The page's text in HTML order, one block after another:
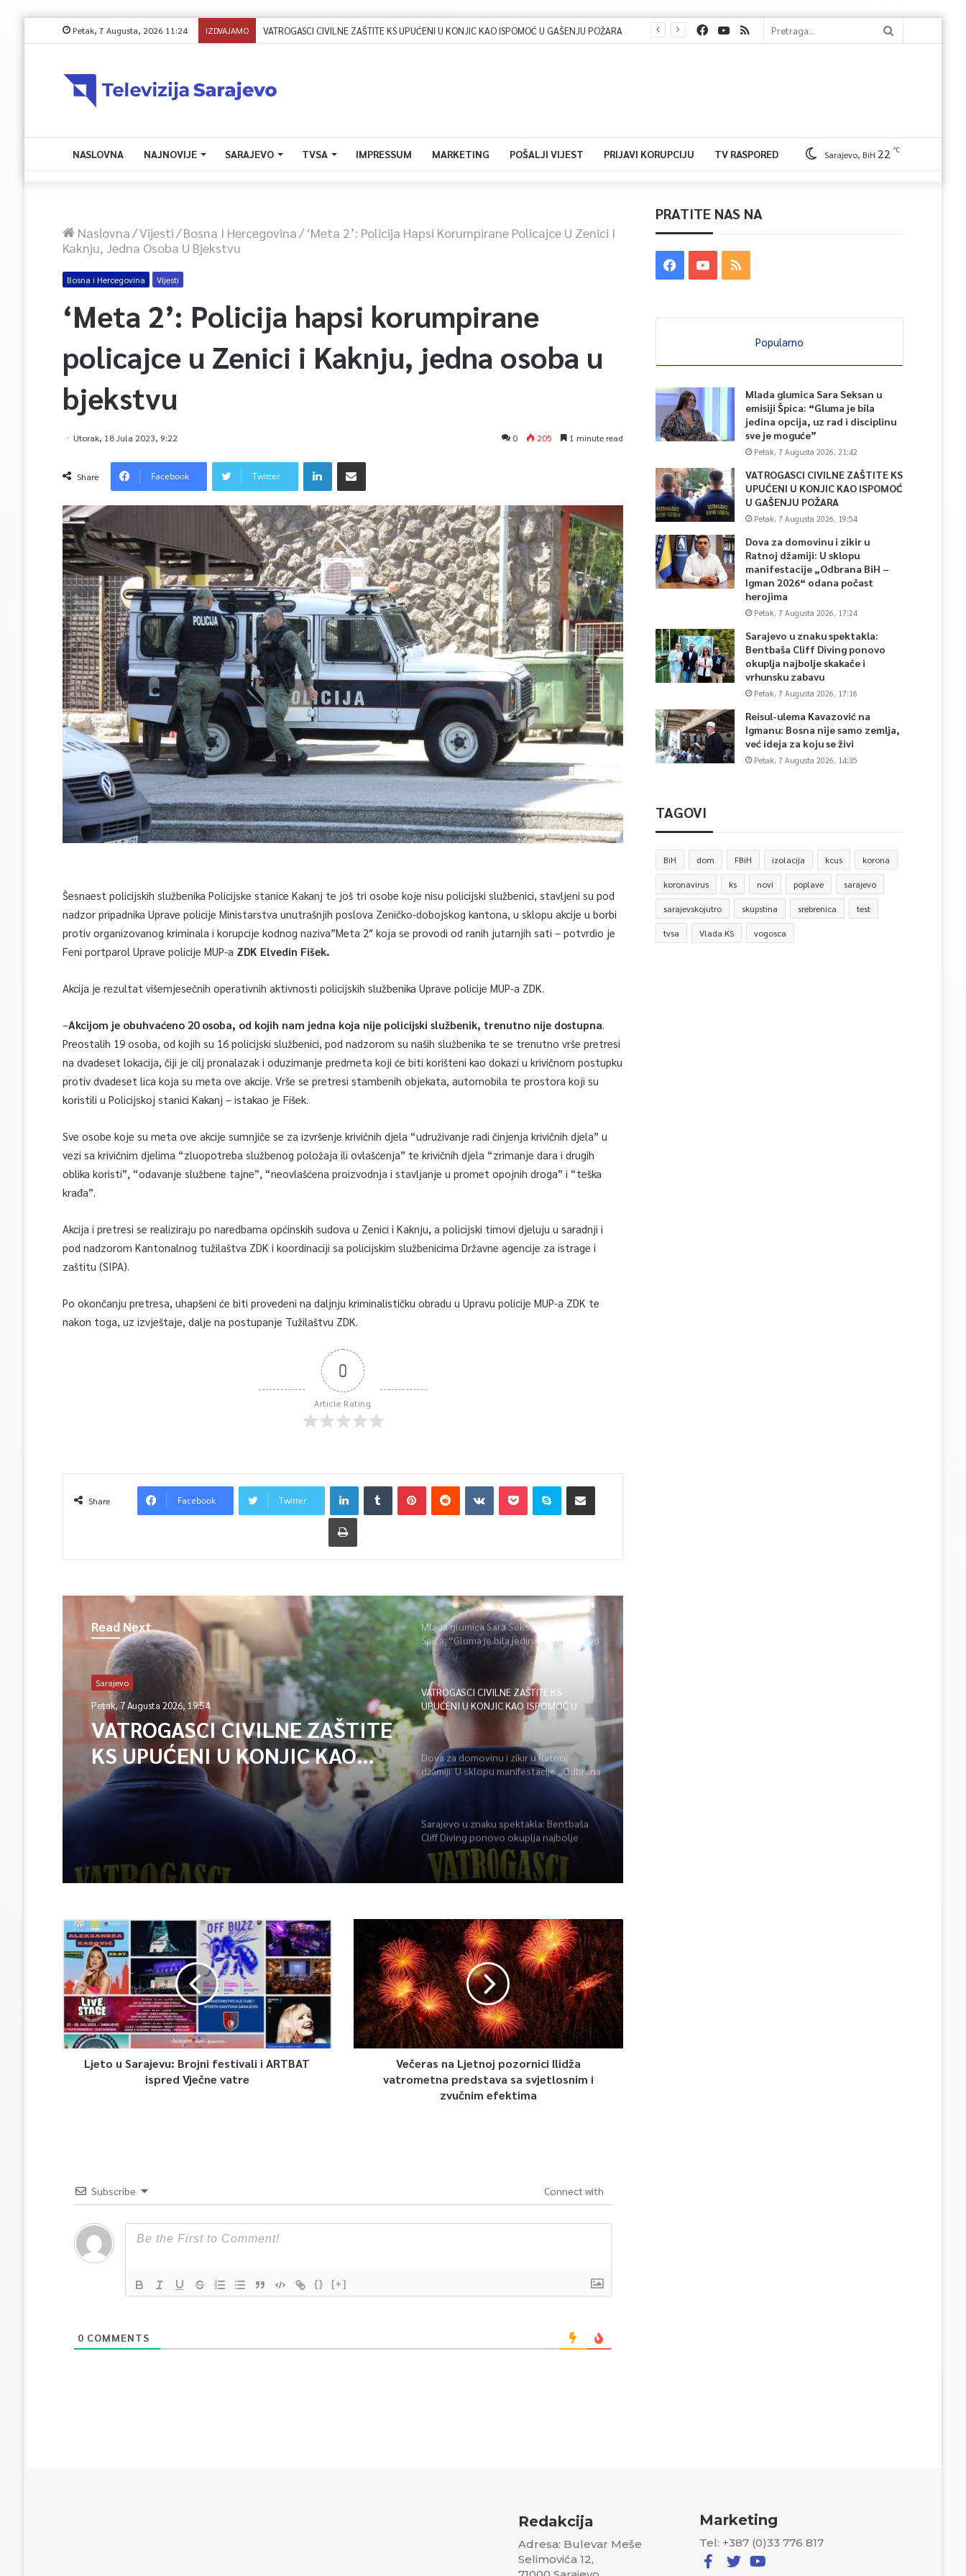
Petak, 7 Augusta, 2026 11:24 IZDVAJAMO Dova za domovinu i zikir u Ratnoj džamiji: U sklopu manifestacije „Odbrana BiH – Igman 2026“ odana počast herojima
NASLOVNA NAJNOVIJE SARAJEVO TVSA IMPRESSUM MARKETING POŠALJI VIJEST PRIJAVI KORUPCIJU TV RASPORED Sarajevo, BiH 22 ℃
Naslovna/Vijesti/Bosna I Hercegovina/ ‘Meta 2’: Policija Hapsi Korumpirane Policajce U Zenici I
Kaknju, Jedna Osoba U Bjekstvu
Bosna i Hercegovina Vijesti
‘Meta 2’: Policija hapsi korumpirane
policajce u Zenici i Kaknju, jedna osoba u
bjekstvu
Utorak, 18 Jula 2023, 9:22 0 205 1 minute read
Share Facebook Twitter
Šesnaest policijskih službenika Policijske stanice Kakanj te još tri osobe koje nisu policijski službenici, stavljeni su pod
nadzor pripadnika Uprave policije Ministarstva unutrašnjih poslova Zeničko-dobojskog kantona, u sklopu akcije u borbi
protiv organizovanog kriminala i korupcije kodnog naziva”Meta 2″ koja se provodi od ranih jutarnjih sati – potvrdio je
Feni portparol Uprave policije MUP-a ZDK Elvedin Fišek.
Akcija je rezultat višemjesečnih operativnih aktivnosti policijskih službenika Uprave policije MUP-a ZDK.
–Akcijom je obuhvaćeno 20 osoba, od kojih nam jedna koja nije policijski službenik, trenutno nije dostupna.
Preostalih 19 osoba, od kojih su 16 policijski službenici, pod nadzorom su naših službenika te se trenutno vrše pretresi
na dvadeset lokacija, čiji je cilj pronalazak i oduzimanje predmeta koji će biti korišteni kao dokazi u krivičnom postupku
protiv dvadeset lica koja su meta ove akcije. Vrše se pretresi stambenih objekata, automobila te prostora koji su
koristili u Policijskoj stanici Kakanj – istakao je Fišek.
Sve osobe koje su meta ove akcije sumnjiče se za izvršenje krivičnih djela “udruživanje radi činjenja krivičnih djela” u
vezi sa krivičnim djelima “zluopotreba službenog položaja ili ovlašćenja” te krivičnih djela “zrimanje dara i drugih
oblika koristi”, “odavanje službene tajne”, “neovlašćena proizvodnja i stavljanje u promet opojnih droga” i “teška
krađa”.
Akcija i pretresi se realiziraju po naredbama općinskih sudova u Zenici i Kaknju, a policijski timovi djeluju u saradnji i
pod nadzorom Kantonalnog tužilaštva ZDK i koordinaciji sa policijskim službenicima Državne agencije za istrage i
zaštitu (SIPA).
Po okončanju pretresa, uhapšeni će biti provedeni na daljnju kriminalističku obradu u Upravu policije MUP-a ZDK te
nakon toga, uz izvještaje, dalje na postupanje Tužilaštvu ZDK.
0
Article Rating
Share Facebook Twitter
Read Next
Sarajevo
Petak, 7 Augusta 2026, 19:54
VATROGASCI CIVILNE ZAŠTITE
KS UPUĆENI U KONJIC KAO
ISPOMOĆ U GAŠENJU POŽARA
Mlada glumica Sara Seksan u emisiji
Špica: “Gluma je bila jedina opcija, uz rad
i disciplinu sve je moguće”
VATROGASCI CIVILNE ZAŠTITE KS
UPUĆENI U KONJIC KAO ISPOMOĆ U
GAŠENJU POŽARA
Dova za domovinu i zikir u Ratnoj
džamiji: U sklopu manifestacije „Odbrana
BiH – Igman 2026“ odana počast
Sarajevo u znaku spektakla: Bentbaša
Cliff Diving ponovo okuplja najbolje
skakače i vrhunsku zabavu
Ljeto u Sarajevu: Brojni festivali i ARTBAT
ispred Vječne vatre
Večeras na Ljetnoj pozornici Ilidža
vatrometna predstava sa svjetlosnim i
zvučnim efektima
Subscribe Connect with
{} [+]
0 COMMENTS
PRATITE NAS NA
Popularno
Mlada glumica Sara Seksan u
emisiji Špica: “Gluma je bila
jedina opcija, uz rad i disciplinu
sve je moguće”
Petak, 7 Augusta 2026, 21:42
VATROGASCI CIVILNE ZAŠTITE KS
UPUĆENI U KONJIC KAO ISPOMOĆ
U GAŠENJU POŽARA
Petak, 7 Augusta 2026, 19:54
Dova za domovinu i zikir u
Ratnoj džamiji: U sklopu
manifestacije „Odbrana BiH –
Igman 2026“ odana počast
herojima
Petak, 7 Augusta 2026, 17:24
Sarajevo u znaku spektakla:
Bentbaša Cliff Diving ponovo
okuplja najbolje skakače i
vrhunsku zabavu
Petak, 7 Augusta 2026, 17:16
Reisul-ulema Kavazović na
Igmanu: Bosna nije samo zemlja,
već ideja za koju se živi
Petak, 7 Augusta 2026, 14:35
TAGOVI
BiH dom FBiH izolacija kcus korona
koronavirus ks novi poplave sarajevo
sarajevskojutro skupstina srebrenica test
tvsa Vlada KS vogosca
Redakcija
Adresa: Bulevar Meše
Selimovića 12,
Marketing
Tel: +387 (0)33 776 817